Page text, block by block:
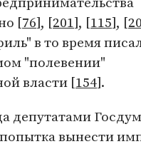
[76], [201], [115], [
в то время
"полевении"
власти [154].
депутатами
вынести